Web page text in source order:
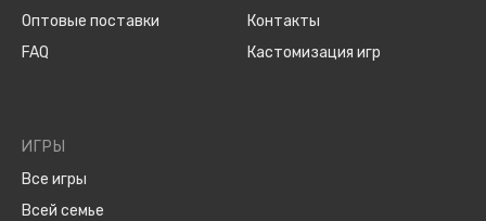
Оптовые поставки
FAQ
ИГРЫ
Все игры
Всей семье
Контакты
Кастомизация игр